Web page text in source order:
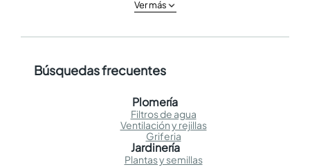
Ver más
Búsquedas frecuentes
Plomería
Filtros de agua
Ventilación y rejillas
Griferia
Jardinería
Plantas y semillas